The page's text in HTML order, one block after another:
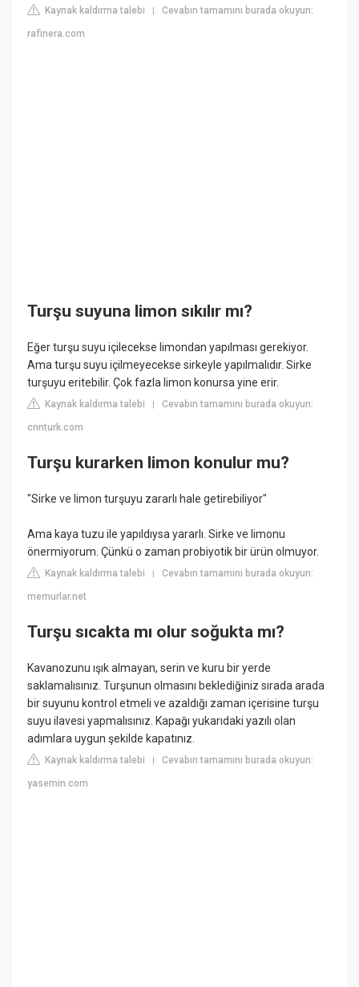
Kaynak kaldırma talebi |Cevabın tamamını burada okuyun:
rafinera.com
Turşu suyuna limon sıkılır mı?
Eğer turşu suyu içilecekse limondan yapılması gerekiyor.
Ama turşu suyu içilmeyecekse sirkeyle yapılmalıdır. Sirke
turşuyu eritebilir. Çok fazla limon konursa yine erir.
Kaynak kaldırma talebi |Cevabın tamamını burada okuyun:
cnnturk.com
Turşu kurarken limon konulur mu?
"Sirke ve limon turşuyu zararlı hale getirebiliyor"
Ama kaya tuzu ile yapıldıysa yararlı. Sirke ve limonu
önermiyorum. Çünkü o zaman probiyotik bir ürün olmuyor.
Kaynak kaldırma talebi |Cevabın tamamını burada okuyun:
memurlar.net
Turşu sıcakta mı olur soğukta mı?
Kavanozunu ışık almayan, serin ve kuru bir yerde
saklamalısınız. Turşunun olmasını beklediğiniz sırada arada
bir suyunu kontrol etmeli ve azaldığı zaman içerisine turşu
suyu ilavesi yapmalısınız. Kapağı yukarıdaki yazılı olan
adımlara uygun şekilde kapatınız.
Kaynak kaldırma talebi |Cevabın tamamını burada okuyun:
yasemin.com